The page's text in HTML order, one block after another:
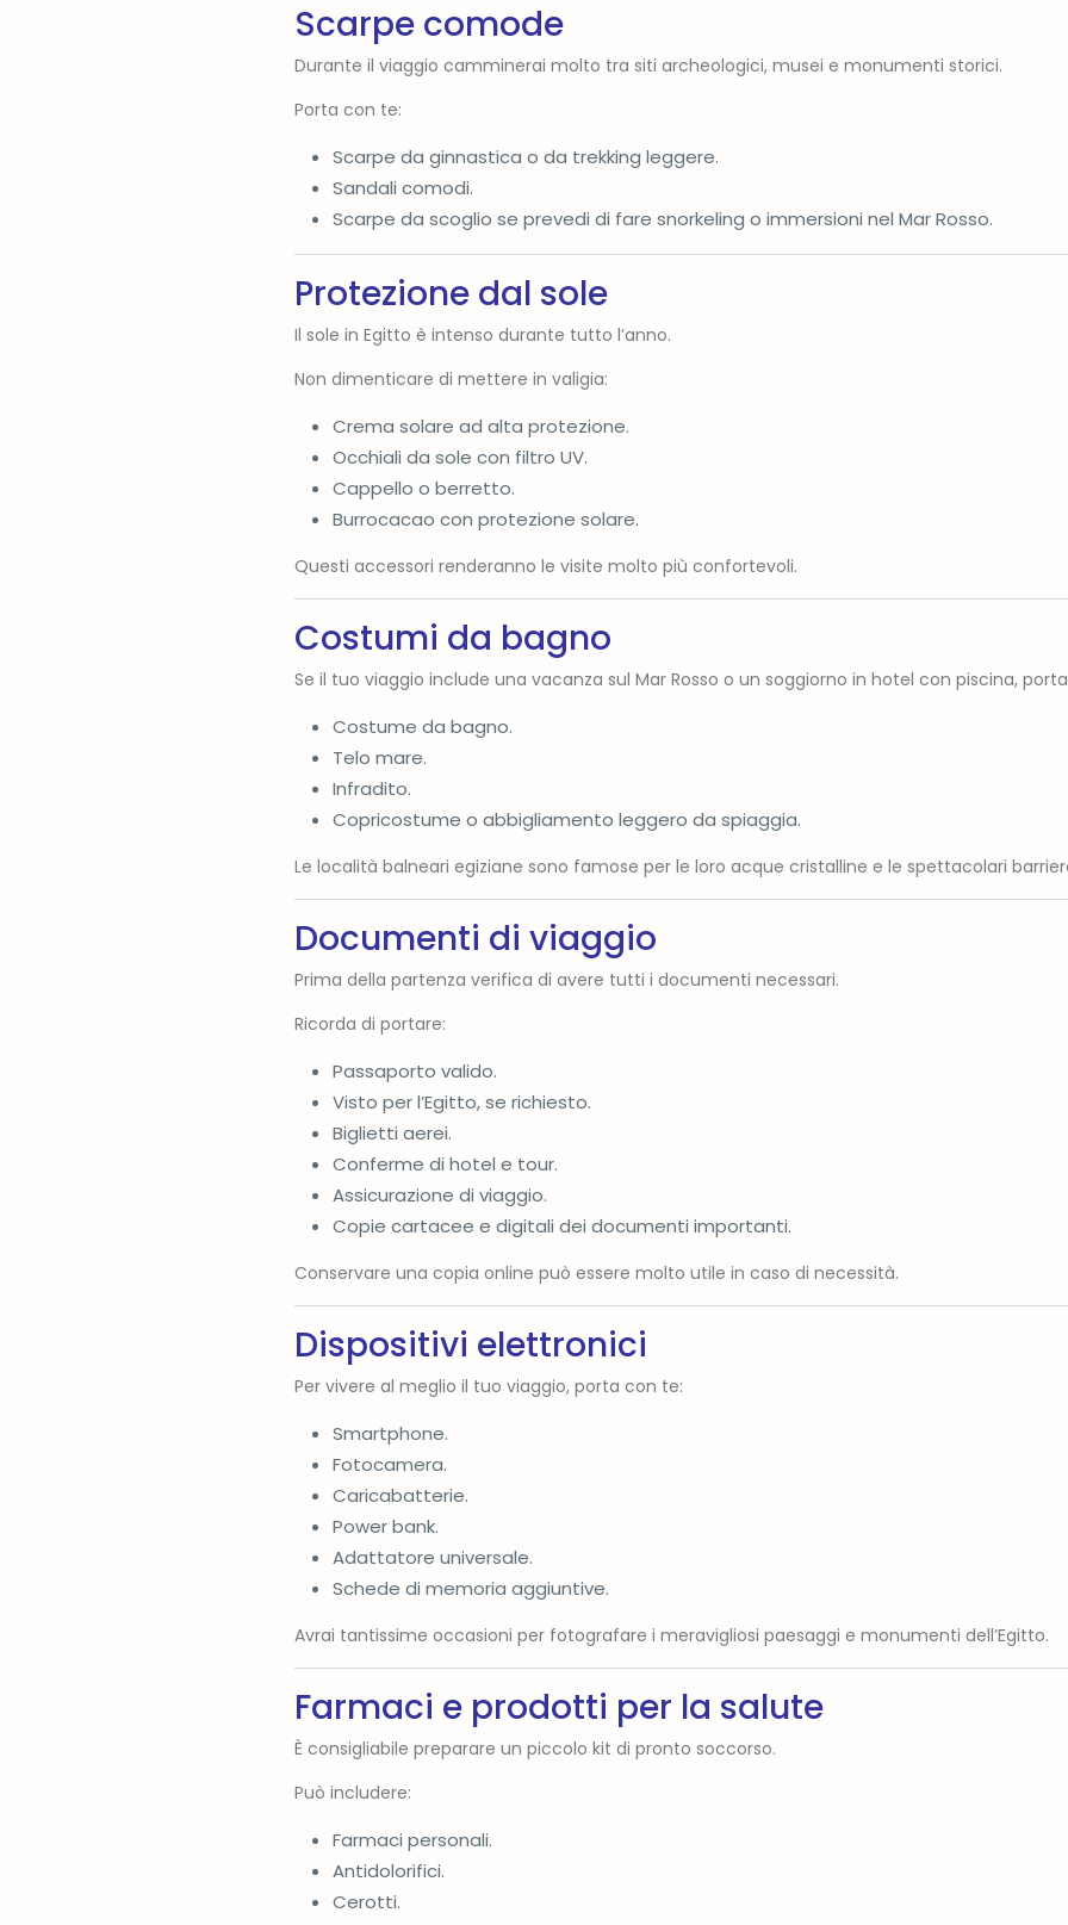
Scarpe comode
Durante il viaggio camminerai molto tra siti archeologici, musei e monumenti storici.
Porta con te:
Scarpe da ginnastica o da trekking leggere.
Sandali comodi.
Scarpe da scoglio se prevedi di fare snorkeling o immersioni nel Mar Rosso.
Protezione dal sole
Il sole in Egitto è intenso durante tutto l’anno.
Non dimenticare di mettere in valigia:
Crema solare ad alta protezione.
Occhiali da sole con filtro UV.
Cappello o berretto.
Burrocacao con protezione solare.
Questi accessori renderanno le visite molto più confortevoli.
Costumi da bagno
Se il tuo viaggio include una vacanza sul Mar Rosso o un soggiorno in hotel con piscina,
Costume da bagno.
Telo mare.
Infradito.
Copricostume o abbigliamento leggero da spiaggia.
Le località balneari egiziane sono famose per le loro acque cristalline e le spettacolari
Documenti di viaggio
Prima della partenza verifica di avere tutti i documenti necessari.
Ricorda di portare:
Passaporto valido.
Visto per l’Egitto, se richiesto.
Biglietti aerei.
Conferme di hotel e tour.
Assicurazione di viaggio.
Copie cartacee e digitali dei documenti importanti.
Conservare una copia online può essere molto utile in caso di necessità.
Dispositivi elettronici
Per vivere al meglio il tuo viaggio, porta con te:
Smartphone.
Fotocamera.
Caricabatterie.
Power bank.
Adattatore universale.
Schede di memoria aggiuntive.
Avrai tantissime occasioni per fotografare i meravigliosi paesaggi e monumenti dell’Egitto.
Farmaci e prodotti per la salute
È consigliabile preparare un piccolo kit di pronto soccorso.
Può includere:
Farmaci personali.
Antidolorifici.
Cerotti.